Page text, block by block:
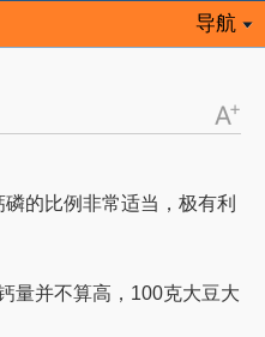
导航
的比例非常适当，极有利
量并不算高，100克大豆大